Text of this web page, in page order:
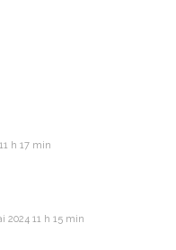
h 17 min
2024 11 h 15 min